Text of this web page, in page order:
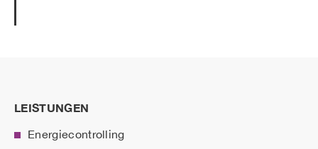
LEISTUNGEN
Energiecontrolling